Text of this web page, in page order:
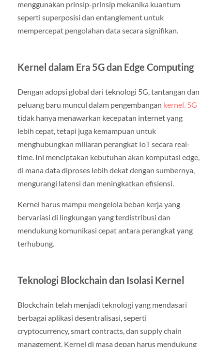
menggunakan prinsip-prinsip mekanika kuantum
seperti superposisi dan entanglement untuk
mempercepat pengolahan data secara signifikan.
Kernel dalam Era 5G dan Edge Computing
Dengan adopsi global dari teknologi 5G, tantangan dan
peluang baru muncul dalam pengembangan kernel. 5G
tidak hanya menawarkan kecepatan internet yang
lebih cepat, tetapi juga kemampuan untuk
menghubungkan miliaran perangkat IoT secara real-
time. Ini menciptakan kebutuhan akan komputasi edge,
di mana data diproses lebih dekat dengan sumbernya,
mengurangi latensi dan meningkatkan efisiensi.
Kernel harus mampu mengelola beban kerja yang
bervariasi di lingkungan yang terdistribusi dan
mendukung komunikasi cepat antara perangkat yang
terhubung.
Teknologi Blockchain dan Isolasi Kernel
Blockchain telah menjadi teknologi yang mendasari
berbagai aplikasi desentralisasi, seperti
cryptocurrency, smart contracts, dan supply chain
management. Kernel di masa depan harus mendukung